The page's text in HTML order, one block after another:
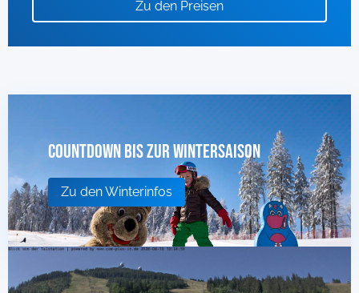
Zu den Preisen
Countdown bis zur Wintersaison
Zu den Winterinfos